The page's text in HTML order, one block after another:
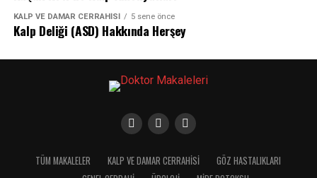
KALP VE DAMAR CERRAHISI 5 sene önce
Kalp Deliği (ASD) Hakkında Herşey
TÜM MAKALELER KALP VE DAMAR CERRAHISI
GÖZ HASTALIKLARI